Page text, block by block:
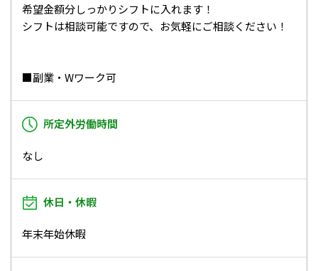
希望金額分しっかりシフトに入れます！
シフトは相談可能ですので、お気軽にご相談ください！
■副業・Wワーク可
所定外労働時間
なし
休日・休暇
年末年始休暇